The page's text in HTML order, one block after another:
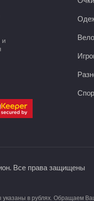
и
Все права защищены
в рублях. Обращаем